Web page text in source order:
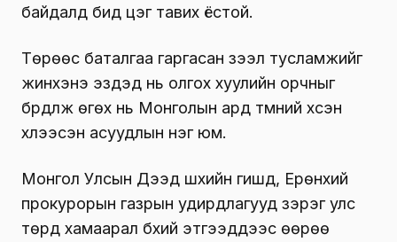
байдалд бид цэг тавих ёстой.
Төрөөс баталгаа гаргасан зээл тусламжийг
жинхэнэ эздэд нь олгох хуулийн орчныг
бүрдүүлж өгөх нь Монголын ард түмний хүсэн
хүлээсэн асуудлын нэг юм.
Монгол Улсын Дээд шүүхийн гишүүд, Ерөнхий
прокурорын газрын удирдлагууд зэрэг улс
төрд хамаарал бүхий этгээдүүдээс өөрөө